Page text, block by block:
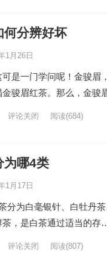
何分辨好坏
1月26日
是一门学问呢！金骏眉
金骏眉红茶。那么，金骏
评论关闭 阅读(684)
为哪4类
1月17日
分为白毫银针、白牡丹
茶，是白茶通过适当的存
评论关闭 阅读(807)